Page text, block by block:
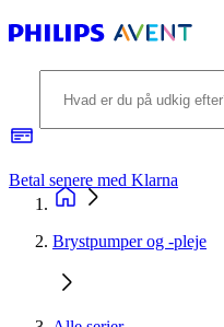
Betal senere med Klarna
Brystpumper og -pleje